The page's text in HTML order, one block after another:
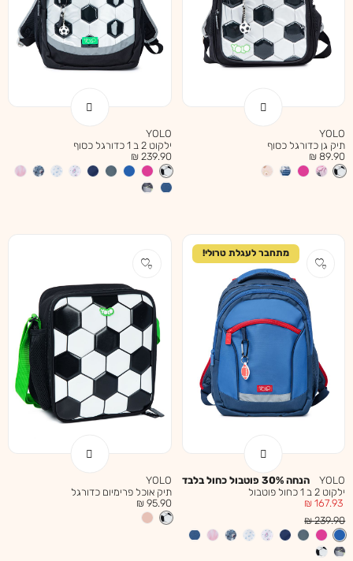
YOLO
תיק גן כדורגל כסוף
מחיר
מוצר
89.90 ₪
YOLO
ילקוט 2 ב 1 כדורגל כסוף
מחיר
מוצר
239.90 ₪
מתחבר לעגלת טרולי!
YOLO
הנחה 30% פוטבול כחול בלבד
ילקוט 2 ב 1 כחול פוטבול
מחיר
מוצר
167.93 ₪
מחיר
רגיל
239.90 ₪
YOLO
תיק אוכל פרימיום כדורגל
מחיר
מוצר
95.90 ₪